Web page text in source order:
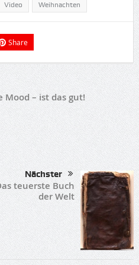
Video Weihnachten
Share
Mood – ist das gut!
Nächster
teuerste Buch
der Welt